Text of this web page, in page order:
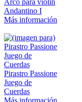
Andantino I
Más información
Pirastro Passione
Juego de
Cuerdas
Más información